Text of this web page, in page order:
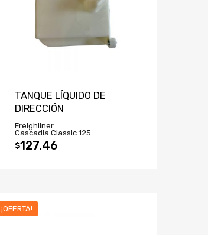
TANQUE LÍQUIDO DE
DIRECCIÓN
Freighliner
Cascadia Classic 125
$127.46
¡OFERTA!